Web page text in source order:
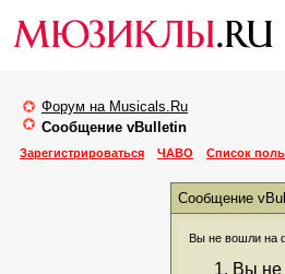
Форум на Musicals.Ru
Сообщение vBulletin
Зарегистрироваться ЧАВО Список
Сообщение
Вы не вошли на
Вы не